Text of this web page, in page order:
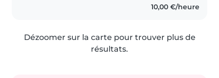
10,00 €/heure
Dézoomer sur la carte pour trouver plus de
résultats.